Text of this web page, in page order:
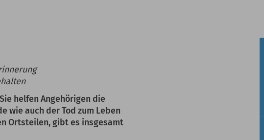
helfen Angehörigen die
wie auch der Tod zum Leben
Ortsteilen, gibt es insgesamt